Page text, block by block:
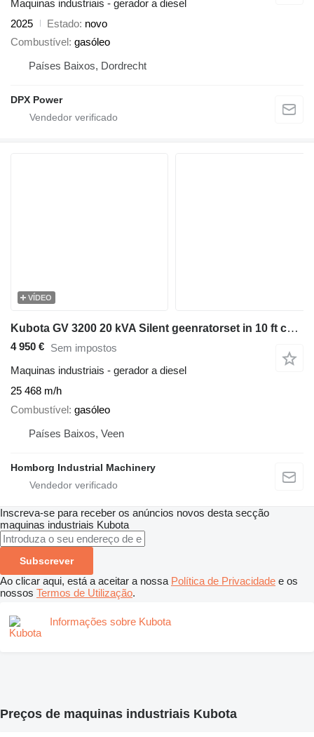
Maquinas industriais - gerador a diesel
2025
Estado novo
Combustível gasóleo
Países Baixos, Dordrecht
DPX Power
VÍDEO
Kubota GV 3200 20 kVA Silent geenratorset in 10 ft container xxl fuel t
4 950 € Sem impostos
Maquinas industriais - gerador a diesel
25 468 m/h
Combustível gasóleo
Países Baixos, Veen
Homborg Industrial Machinery
Inscreva-se para receber os anúncios novos desta secção
maquinas industriais Kubota
Subscrever
Ao clicar aqui, está a aceitar a nossa Política de Privacidade e os
nossos Termos de Utilização.
Informações sobre Kubota
Preços de maquinas industriais Kubota